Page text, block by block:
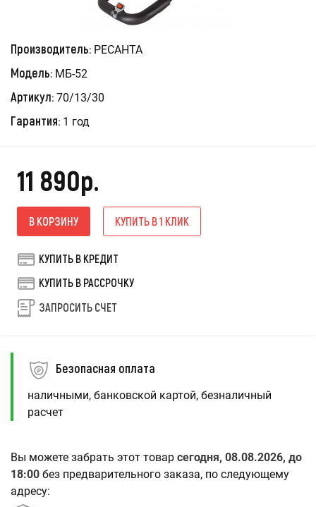
Производитель: РЕСАНТА
Модель: МБ-52
Артикул: 70/13/30
Гарантия: 1 год
11 890р.
В КОРЗИНУ КУПИТЬ В 1 КЛИК
КУПИТЬ В КРЕДИТ
КУПИТЬ В РАССРОЧКУ
ЗАПРОСИТЬ СЧЕТ
Безопасная оплата
наличными, банковской картой, безналичный
расчет
Вы можете забрать этот товар сегодня, 08.08.2026, до
18:00 без предварительного заказа, по следующему
адресу: